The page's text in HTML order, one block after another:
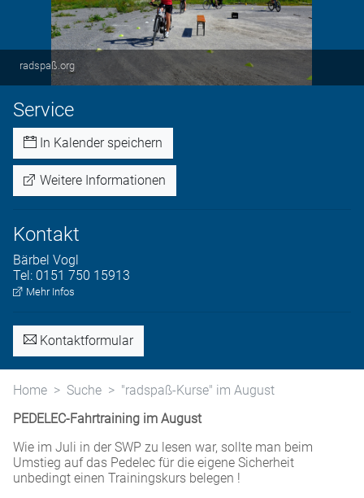
radspaß.org
Service
In Kalender speichern
Weitere Informationen
Kontakt
Bärbel Vogl
Tel: 0151 750 15913
Mehr Infos
Kontaktformular
Home Suche
"radspaß-Kurse" im August
PEDELEC-Fahrtraining im August
Wie im Juli in der SWP zu lesen war, sollte man beim
Umstieg auf das Pedelec für die eigene Sicherheit
unbedingt einen Trainingskurs belegen !